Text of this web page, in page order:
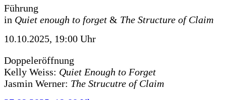
Führung
in Quiet enough to forget & The Structure of Claim
10.10.2025, 19:00 Uhr
Doppeleröffnung
Kelly Weiss: Quiet Enough to Forget
Jasmin Werner: The Strucutre of Claim